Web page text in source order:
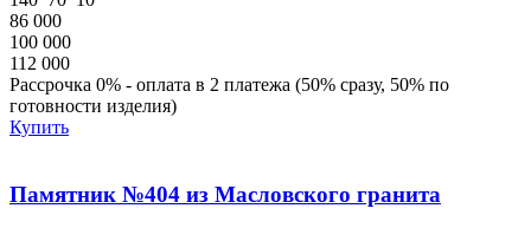
86 000
100 000
112 000
Рассрочка 0% - оплата в 2 платежа (50% сразу, 50% по
готовности изделия)
Купить
Памятник №404 из Масловского гранита